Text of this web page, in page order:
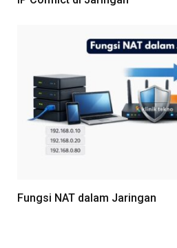
Fungsi NAT dalam Jaringan